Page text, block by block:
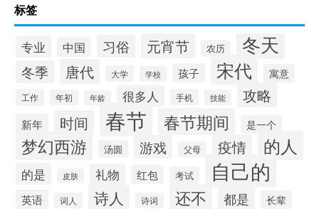
标签
专业 中国 习俗 元宵节 农历 冬天
冬季 唐代 大学 学校 孩子 宋代 寓意
工作 年初 年龄 很多人 手机 技能 攻略
新年 时间 春节 春节期间 是一个
梦幻西游 汤圆 游戏 父母 疫情 的人
的是 皮肤 礼物 红包 考试 自己的
英语 词人 诗人 诗词 还不 都是 长辈